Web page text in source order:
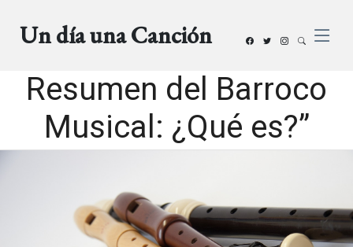
Un día una Canción
Resumen del Barroco
Musical: ¿Qué es?”